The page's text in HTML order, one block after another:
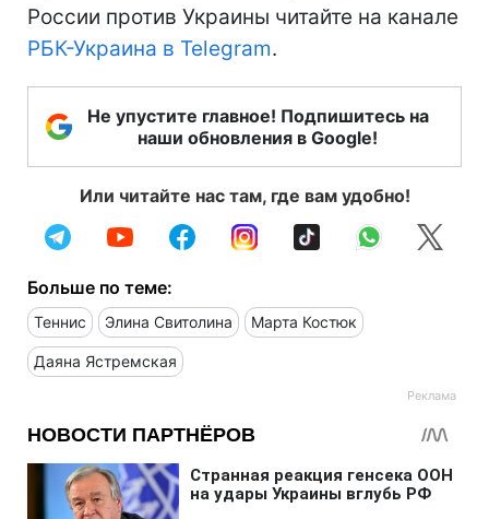
России против Украины читайте на канале
РБК-Украина в Telegram.
Не упустите главное! Подпишитесь на
наши обновления в Google!
Или читайте нас там, где вам удобно!
Больше по теме:
Теннис Элина Свитолина Марта Костюк
Даяна Ястремская